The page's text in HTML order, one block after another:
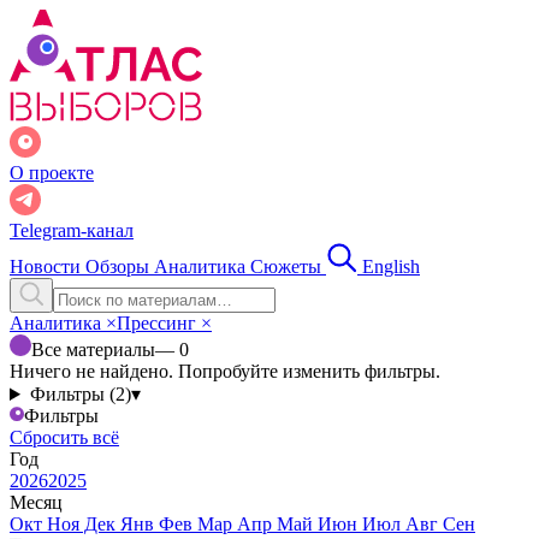
О проекте
Telegram-канал
Новости Обзоры Аналитика Сюжеты English
Аналитика ×Прессинг ×
Все материалы— 0
Ничего не найдено. Попробуйте изменить фильтры.
Фильтры (2)▾
Фильтры
Сбросить всё
Год
20262025
Месяц
Окт Ноя Дек Янв Фев Мар Апр Май Июн Июл Авг Сен